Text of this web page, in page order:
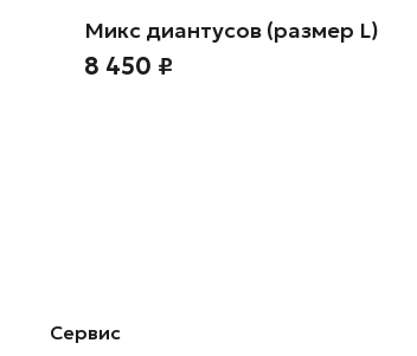
Микс диантусов (размер L)
8 450 ₽
Сервис